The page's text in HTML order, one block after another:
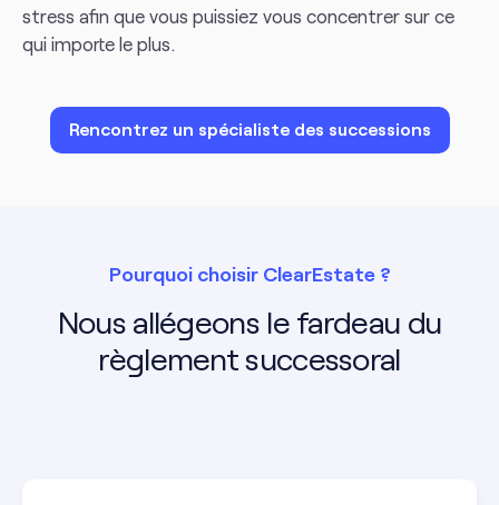
stress afin que vous puissiez vous concentrer sur ce
qui importe le plus.
Rencontrez un spécialiste des successions
Pourquoi choisir ClearEstate ?
Nous allégeons le fardeau du
règlement successoral